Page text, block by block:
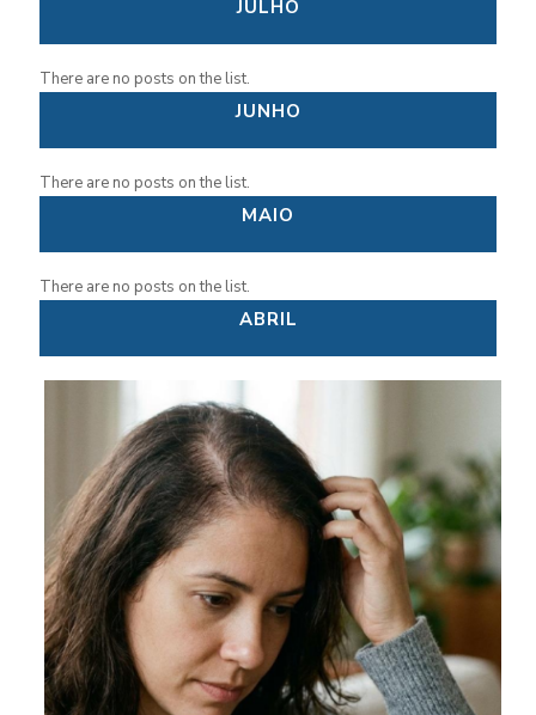
JULHO
There are no posts on the list.
JUNHO
There are no posts on the list.
MAIO
There are no posts on the list.
ABRIL